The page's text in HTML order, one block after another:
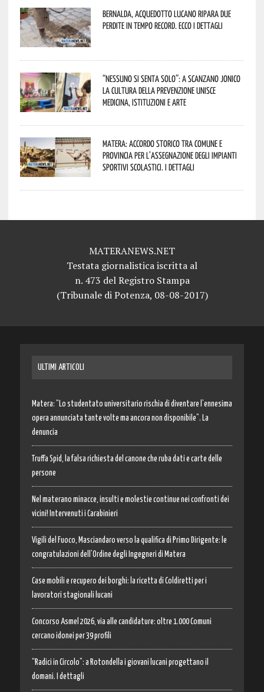
Bernalda, Acquedotto Lucano ripara due
perdite in tempo record. Ecco i dettagli
“Nessuno si senta solo”: a Scanzano Jonico
la cultura della prevenzione unisce
medicina, istituzioni e arte
Matera: accordo storico tra Comune e
Provincia per l’assegnazione degli impianti
sportivi scolastici. I dettagli
MATERANEWS.NET
Testata giornalistica iscritta al
n. 473 del Registro Stampa
(Tribunale di Potenza, 08-08-2017)
ULTIMI ARTICOLI
Matera: “Lo studentato universitario rischia di diventare l’ennesima
opera annunciata tante volte ma ancora non disponibile”. La
denuncia
Truffa Spid, la falsa richiesta del canone che ruba dati e carte delle
persone
Nel materano minacce, insulti e molestie continue nei confronti dei
vicini! Intervenuti i Carabinieri
Vigili del Fuoco, Masciandaro verso la qualifica di Primo Dirigente: le
congratulazioni dell’Ordine degli Ingegneri di Matera
Case mobili e recupero dei borghi: la ricetta di Coldiretti per i
lavoratori stagionali lucani
Concorso Asmel 2026, via alle candidature: oltre 1.000 Comuni
cercano idonei per 39 profili
“Radici in Circolo”: a Rotondella i giovani lucani progettano il
domani. I dettagli